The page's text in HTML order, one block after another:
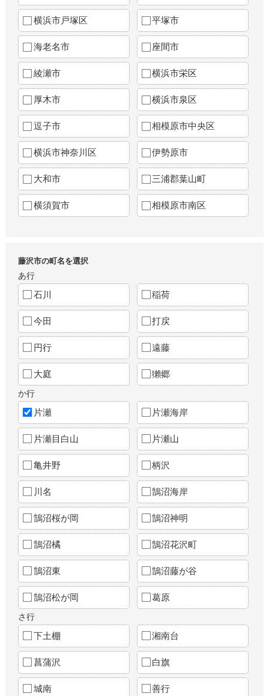
横浜市戸塚区 平塚市
海老名市 座間市
綾瀬市 横浜市栄区
厚木市 横浜市泉区
逗子市 相模原市中央区
横浜市神奈川区 伊勢原市
大和市 三浦郡葉山町
横須賀市 相模原市南区
藤沢市の町名を選択
あ行
石川 稲荷
今田 打戻
円行 遠藤
大庭 獺郷
か行
片瀬 片瀬海岸
片瀬目白山 片瀬山
亀井野 柄沢
川名 鵠沼海岸
鵠沼桜が岡 鵠沼神明
鵠沼橘 鵠沼花沢町
鵠沼東 鵠沼藤が谷
鵠沼松が岡 葛原
さ行
下土棚 湘南台
菖蒲沢 白旗
城南 善行